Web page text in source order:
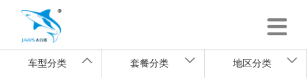
车型分类 套餐分类 地区分类